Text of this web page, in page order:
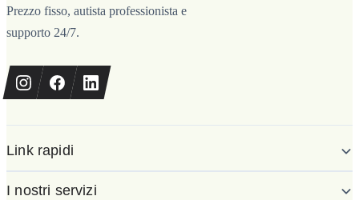
Prezzo fisso, autista professionista e
supporto 24/7.
Link rapidi
I nostri servizi